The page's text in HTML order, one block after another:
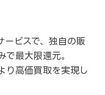
ービスで、独自の販
最大限還元。
り高価買取を実現し